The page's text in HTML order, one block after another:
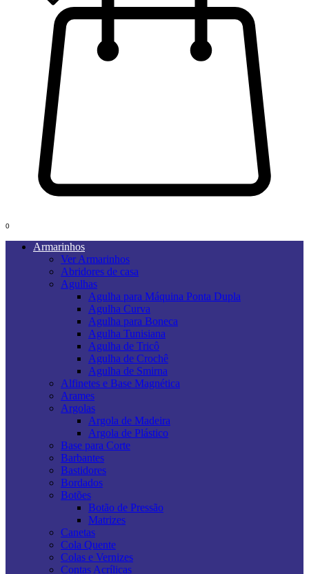
0
Armarinhos
Ver Armarinhos
Abridores de casa
Agulhas
Agulha para Máquina Ponta Dupla
Agulha Curva
Agulha para Boneca
Agulha Tunisiana
Agulha de Tricô
Agulha de Crochê
Agulha de Smirna
Alfinetes e Base Magnética
Arames
Argolas
Argola de Madeira
Argola de Plástico
Base para Corte
Barbantes
Bastidores
Bordados
Botões
Botão de Pressão
Matrizes
Canetas
Cola Quente
Colas e Vernizes
Contas Acrílicas